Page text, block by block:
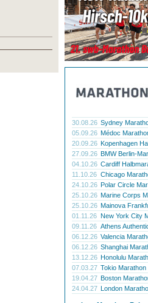
30.08.26 Sydney
05.09.26 Médoc
20.09.26 Kopenhagen
27.09.26 BMW Berlin-
04.10.26 Cardiff
11.10.26 Chicago
24.10.26 Polar Circle
25.10.26 Marine Corps
25.10.26 Mainova
01.11.26 New York City
09.11.26 Athens
06.12.26 Valencia
06.12.26 Shanghai
13.12.26 Honolulu
07.03.27 Tokio Marathon
19.04.27 Boston
24.04.27 London